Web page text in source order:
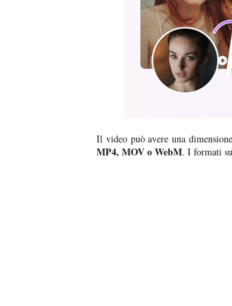
Il video può avere una
MP4, MOV o WebM. I formati